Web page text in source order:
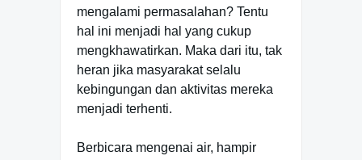
mengalami permasalahan? Tentu
hal ini menjadi hal yang cukup
mengkhawatirkan. Maka dari itu, tak
heran jika masyarakat selalu
kebingungan dan aktivitas mereka
menjadi terhenti.
Berbicara mengenai air, hampir